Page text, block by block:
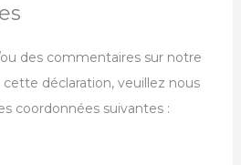
des commentaires sur notre
déclaration, veuillez nous
coordonnées suivantes :